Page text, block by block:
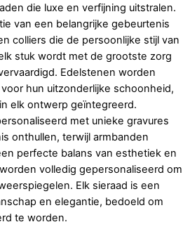
die luxe en verfijning uitstralen.
van een belangrijke gebeurtenis
colliers die de persoonlijke stijl van
stuk wordt met de grootste zorg
Edelstenen worden
hun uitzonderlijke schoonheid,
elk ontwerp geïntegreerd.
met unieke gravures
onthullen, terwijl armbanden
perfecte balans van esthetiek en
volledig gepersonaliseerd om
Elk sieraad is een
en elegantie, bedoeld om
te worden.